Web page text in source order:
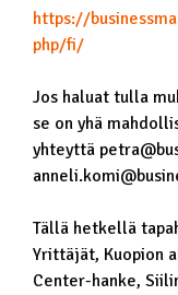
https://
php/fi/
Jos haluat tulla
se on yhä
yhteyttä
Tällä hetkellä
Yrittäjät, Kuopion
Center-hanke,